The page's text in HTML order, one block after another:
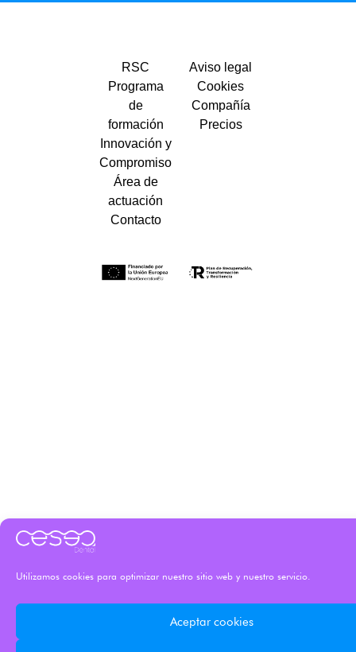
Utilizamos cookies para optimizar nuestro sitio web y nuestro servicio.
Aceptar cookies
RSC
Programa
de
formación
Innovación y
Compromiso
Área de
actuación
Contacto
Aviso legal
Cookies
Compañía
Precios